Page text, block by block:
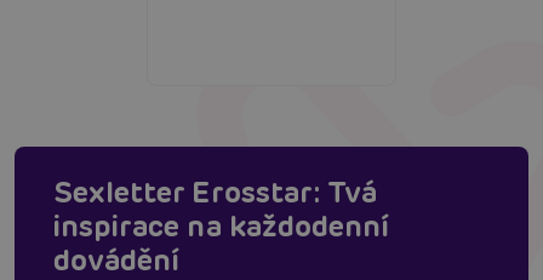
Sexletter Erosstar: Tvá
inspirace na každodenní
dovádění